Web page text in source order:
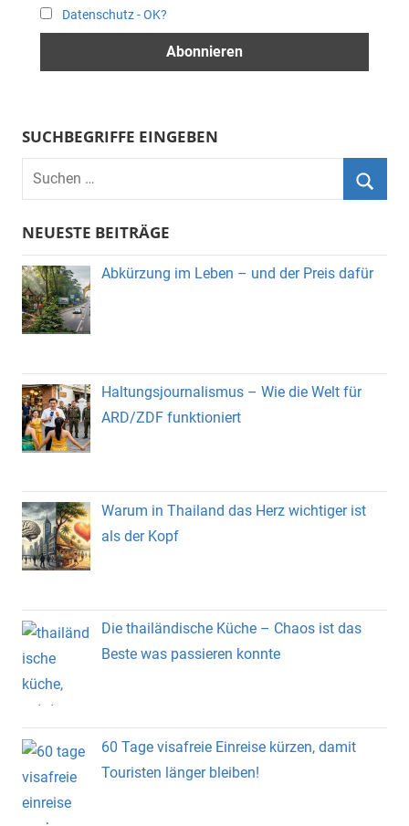
Datenschutz - OK?
SUCHBEGRIFFE EINGEBEN
Suchen
nach:
NEUESTE BEITRÄGE
Abkürzung im Leben – und der Preis dafür
Haltungsjournalismus – Wie die Welt für
ARD/ZDF funktioniert
Warum in Thailand das Herz wichtiger ist
als der Kopf
Die thailändische Küche – Chaos ist das
Beste was passieren konnte
60 Tage visafreie Einreise kürzen, damit
Touristen länger bleiben!